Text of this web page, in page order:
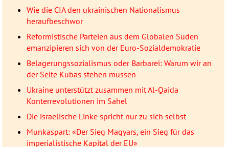
Wie die CIA den ukrainischen Nationalismus
heraufbeschwor
Reformistische Parteien aus dem Globalen Süden
emanzipieren sich von der Euro-Sozialdemokratie
Belagerungssozialismus oder Barbarei: Warum wir an
der Seite Kubas stehen müssen
Ukraine unterstützt zusammen mit Al-Qaida
Konterrevolutionen im Sahel
Die israelische Linke spricht nur zu sich selbst
Munkaspart: «Der Sieg Magyars, ein Sieg für das
imperialistische Kapital der EU»